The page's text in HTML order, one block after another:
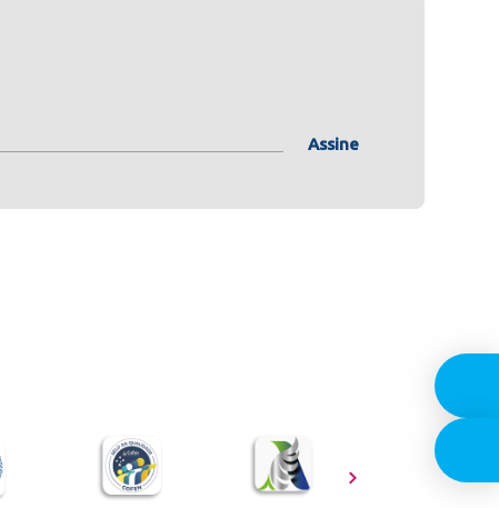
Assine